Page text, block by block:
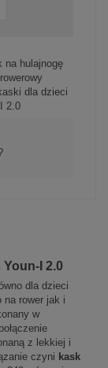
na hulajnogę
dla dzieci
2.0
I 2.0
dla dzieci
na rower jak i
w
z lekkiej i
czyni kask